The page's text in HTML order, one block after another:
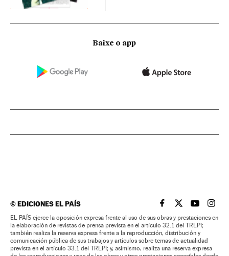
Baixe o app
©EDICIONES EL PAÍS EL PAÍS BRASIL EN
EL PAÍSEL PAÍS
EL
EL PAÍS ejerce la oposición expresa frente al uso de sus obras y prestaciones en
la elaboración de revistas de prensa prevista en el artículo 32.1 del TRLPI;
también realiza la reserva expresa frente a la reproducción, distribución y
comunicación pública de sus trabajos y artículos sobre temas de actualidad
prevista en el artículo 33.1 del TRLPI; y, asimismo, realiza una reserva expresa